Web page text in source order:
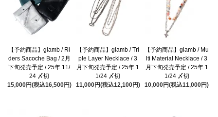
【予約商品】glamb / Ri
ders Sacoche Bag / 2月
下旬発売予定 / 25年 11/
24 〆切
15,000円(税込16,500円)
【予約商品】glamb / Tri
ple Layer Necklace / 3
月下旬発売予定 / 25年 1
1/24 〆切
11,000円(税込12,100円)
【予約商品】glamb / Mu
lti Material Necklace / 3
月下旬発売予定 / 25年 1
1/24 〆切
10,000円(税込11,000円)